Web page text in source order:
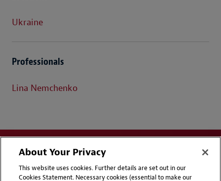
Ukraine
Professionals
Lina Nemchenko
About Your Privacy
This website uses cookies. Further details are set out in our
Cookies Statement. Necessary cookies (essential to make our